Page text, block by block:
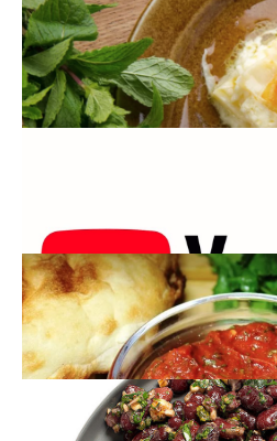
06.11.2020
РЕЦЕПТЫ
Ачма грузинский пирога с сыром
пошаговый рецепт, ингредиенты,